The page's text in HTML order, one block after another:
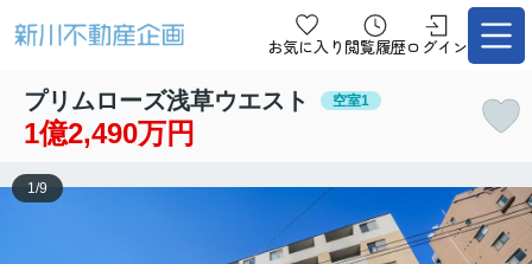
お気に入り 閲覧履歴ログイン
プリムローズ浅草ウエスト 空室1
1億2,490万円
1 /9